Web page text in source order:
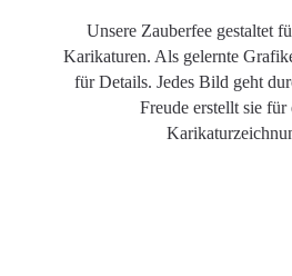
Unsere Zauberfee gestaltet
Karikaturen. Als gelernte
für Details. Jedes Bild geht
Freude erstellt sie für